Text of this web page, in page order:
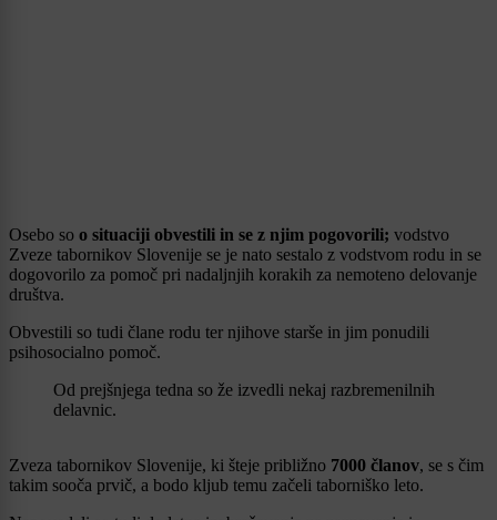
Osebo so o situaciji obvestili in se z njim pogovorili; vodstvo
Zveze tabornikov Slovenije se je nato sestalo z vodstvom rodu in se
dogovorilo za pomoč pri nadaljnjih korakih za nemoteno delovanje
društva.
Obvestili so tudi člane rodu ter njihove starše in jim ponudili
psihosocialno pomoč.
Od prejšnjega tedna so že izvedli nekaj razbremenilnih
delavnic.
Zveza tabornikov Slovenije, ki šteje približno 7000 članov, se s čim
takim sooča prvič, a bodo kljub temu začeli taborniško leto.